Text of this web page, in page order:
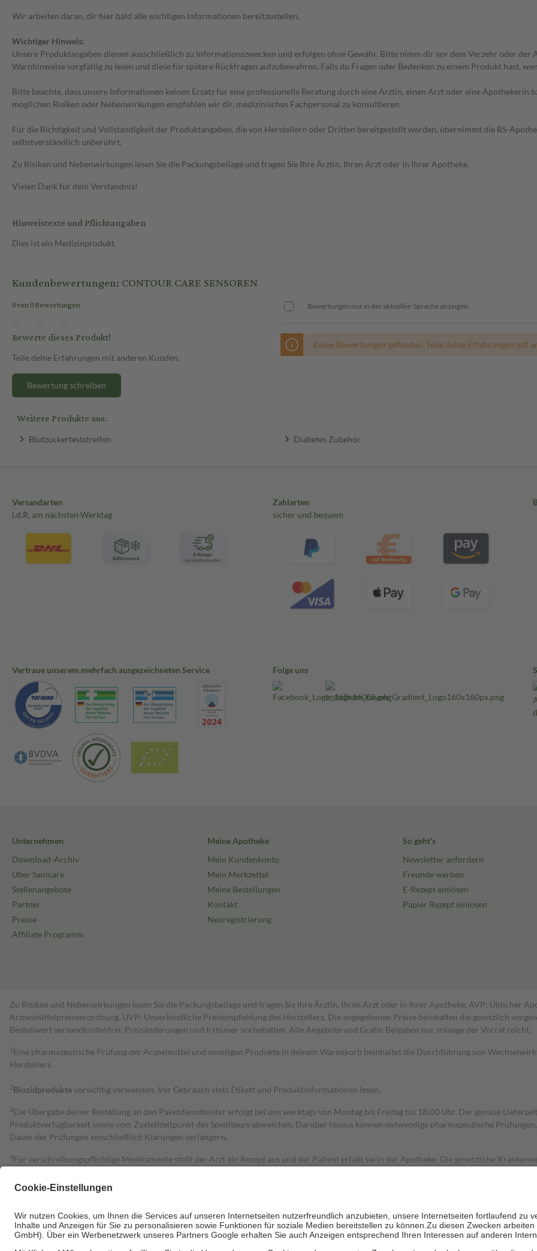
Wir arbeiten daran, dir hier bald alle wichtigen Informationen bereitzustellen.
Wichtiger Hinweis:
Unsere Produktangaben dienen ausschließlich zu Informationszwecken und erfolgen ohne Gewähr. Bitte nimm dir vor dem Verzehr oder
Warnhinweise sorgfältig zu lesen und diese für spätere Rückfragen aufzubewahren. Falls du Fragen oder Bedenken zu einem Produkt hast,
Bitte beachte, dass unsere Informationen keinen Ersatz für eine professionelle Beratung durch eine Ärztin, einen Arzt oder eine Apothekerin
möglichen Risiken oder Nebenwirkungen empfehlen wir dir, medizinisches Fachpersonal zu konsultieren.
Für die Richtigkeit und Vollständigkeit der Produktangaben, die von Herstellern oder Dritten bereitgestellt werden, übernimmt die BS-
selbstverständlich unberührt.
Zu Risiken und Nebenwirkungen lesen Sie die Packungsbeilage und fragen Sie Ihre Ärztin, Ihren Arzt oder in Ihrer Apotheke.
Vielen Dank für dein Verständnis!
Hinweistexte und Pflichtangaben
Dies ist ein Medizinprodukt.
Kundenbewertungen: CONTOUR CARE SENSOREN
0 von 0 Bewertungen
Bewerte dieses Produkt!
Teile deine Erfahrungen mit anderen Kunden.
Bewertung schreiben
Bewertungen nur in der aktuellen Sprache anzeigen.
Keine Bewertungen gefunden. Teile deine Erfahrungen mit
Weitere Produkte aus:
Blutzuckerteststreifen Diabetes Zubehör
Versandarten
i.d.R. am nächsten Werktag
Zahlarten
sicher und bequem
Vertraue unserem mehrfach ausgezeichneten Service Folge uns
Unternehmen
Download-Archiv
Über Sanicare
Stellenangebote
Partner
Presse
Affiliate Programm
Meine Apotheke
Mein Kundenkonto
Mein Merkzettel
Meine Bestellungen
Kontakt
Neuregistrierung
So geht's
Newsletter anfordern
Freunde werben
E-Rezept einlösen
Papier Rezept einlösen
Zu Risiken und Nebenwirkungen lesen Sie die Packungsbeilage und fragen Sie Ihre Ärztin, Ihren Arzt oder in Ihrer Apotheke. AVP: Üblicher
Arzneimittelpreisverordnung. UVP: Unverbindliche Preisempfehlung des Herstellers. Die angegebenen Preise beinhalten die gesetzlich
Bestell­wert versand­kosten­frei. Preisänderungen und Irrtümer vorbehalten. Alle Angebote und Gratis-Beigaben nur solange der Vorrat reicht.
1 Eine pharmazeutische Prüfung der Arzneimittel und sonstigen Produkte in deinem Warenkorb beinhaltet die Durchführung von
Herstellers.
2Biozidproduktevorsichtig verwenden. Vor Gebrauch stets Etikett und Produktinformationen lesen.
3Die Übergabe deiner Bestellung an den Paketdienstleister erfolgt bei uns werktags von Montag bis Freitag bis 18:00 Uhr. Der genaue
Produktverfügbarkeit sowie vom Zustellzeitpunkt des Spediteurs abweichen. Darüber hinaus können notwendige pharmazeutische
Dauer der Prüfungen einschließlich Klärungen verlängern.
4Für verschreibungspflichtige Medikamente stellt der Arzt ein Rezept aus und der Patient erhält sie in der Apotheke. Die gesetzliche
Grundsätzlich leisten Mitglieder Zuzahlungen in Höhe von zehn Prozent des Abgabepreises,
Bei Heilmitteln und häuslicher Krankenpflege beträgt die Zuzahlung zehn Prozent der Kosten sowie zehn Euro je Verordnung.
Um das Engagement der Versicherten für ihre eigene Gesundheit zu stärken und die besondere Stellung der Familie zu unterstützen, fallen